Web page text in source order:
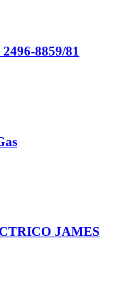
8859/81
JAMES